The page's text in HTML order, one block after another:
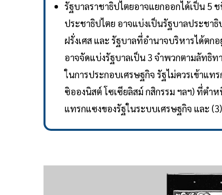
รัฐบาลราชาธิปไตยอาจแยกออกได้เป็น 5
ประชาธิปไตย อาจแบ่งเป็นรัฐบาลประชา
ฝรั่งเศส และ รัฐบาลที่อำนาจบริหารได้ต
อาจจัดแบ่งรัฐบาลเป็น 3 จำพวกตามลัทธิท
ในการประกอบเศรษฐกิจ รัฐไม่ควรเข้าแ
ซิอองนิสต์ โซเซียลิสม์ กสิกรรม ฯลฯ) ที่ตำ
แทรกแซงของรัฐในระบบเศรษฐกิจ และ